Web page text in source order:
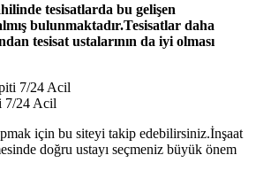
tesisatlarda bu gelişen
bulunmaktadır.Tesisatlar daha
tesisat ustalarının da iyi olması
7/24 Acil
için bu siteyi takip edebilirsiniz.İnşaat
doğru ustayı seçmeniz büyük önem